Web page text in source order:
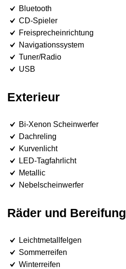
Bluetooth
CD-Spieler
Freisprecheinrichtung
Navigationssystem
Tuner/Radio
USB
Exterieur
Bi-Xenon Scheinwerfer
Dachreling
Kurvenlicht
LED-Tagfahrlicht
Metallic
Nebelscheinwerfer
Räder und Bereifung
Leichtmetallfelgen
Sommerreifen
Winterreifen